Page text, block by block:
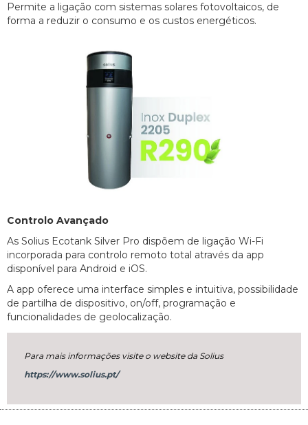
Permite a ligação com sistemas solares fotovoltaicos, de
forma a reduzir o consumo e os custos energéticos.
Controlo Avançado
As Solius Ecotank Silver Pro dispõem de ligação Wi-Fi
incorporada para controlo remoto total através da app
disponível para Android e iOS.
A app oferece uma interface simples e intuitiva, possibilidade
de partilha de dispositivo, on/off, programação e
funcionalidades de geolocalização.
Para mais informações visite o website da Solius
https://www.solius.pt/